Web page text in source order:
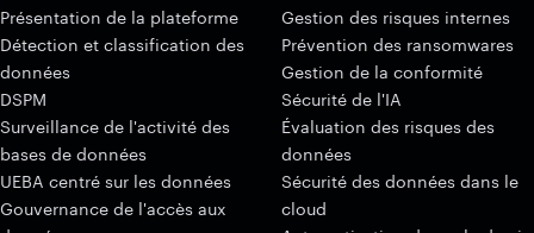
Présentation de la plateforme
Détection et classification des
données
DSPM
Surveillance de l'activité des
bases de données
UEBA centré sur les données
Gouvernance de l'accès aux
Gestion des risques internes
Prévention des ransomwares
Gestion de la conformité
Sécurité de l'IA
Évaluation des risques des
données
Sécurité des données dans le
cloud